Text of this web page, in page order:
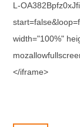
L-
width="100%"
</iframe>